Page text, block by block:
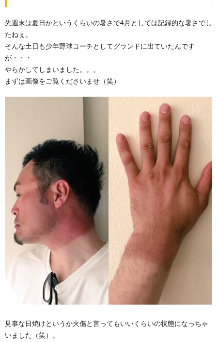
先週末は夏日かというくらいの暑さで4月としては記録的な暑さでし
たねぇ。
そんな土日も少年野球コーチとしてグランドに出ていたんです
が・・・
やらかしてしまいました。。。
まずは画像をご覧くださいませ（笑）
見事な日焼けというか火傷と言ってもいいくらいの状態になっちゃ
いました（笑）。